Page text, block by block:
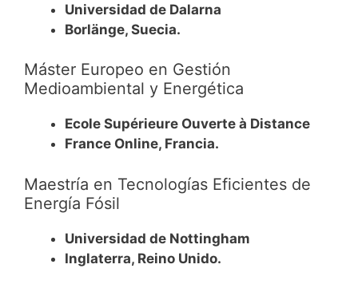
Universidad de Dalarna
Borlänge, Suecia.
Máster Europeo en Gestión
Medioambiental y Energética
Ecole Supérieure Ouverte à Distance
France Online, Francia.
Maestría en Tecnologías Eficientes de
Energía Fósil
Universidad de Nottingham
Inglaterra, Reino Unido.